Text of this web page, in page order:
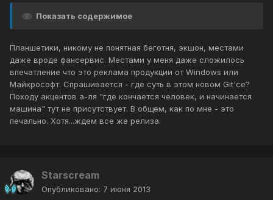
Показать содержимое
Планшетики, никому не понятная беготня, экшон, местами
даже вроде фансервис. Местами у меня даже сложилось
впечатление что это реклама продукции от Windows или
Майкрософт. Спрашивается - где суть в этом новом Git'се?
Походу акцентов а-ля "где кончается человек, и начинается
машина" тут не присутствует. В общем, как по мне - это
печально. Хотя...ждем все же релиза.
Starscream
Опубликовано: 7 июня 2013